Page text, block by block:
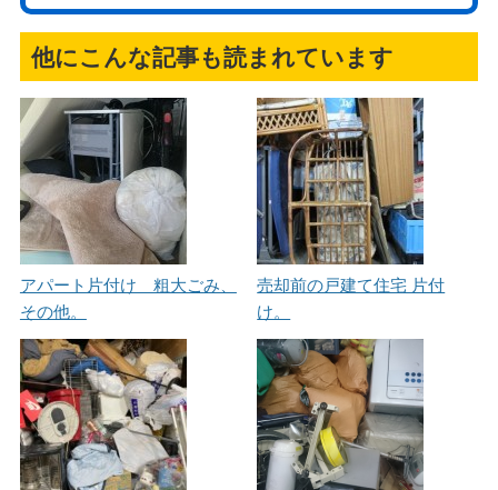
他にこんな記事も読まれています
アパート片付け 粗大ごみ、
その他。
売却前の戸建て住宅 片付
け。